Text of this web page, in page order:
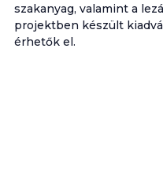
szakanyag, valamint a
projektben készült
érhetők el.